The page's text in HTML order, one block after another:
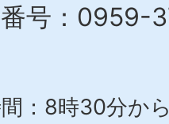
号：0959-
：8時30分か